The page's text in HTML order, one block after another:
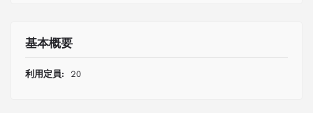
基本概要
利用定員: 20